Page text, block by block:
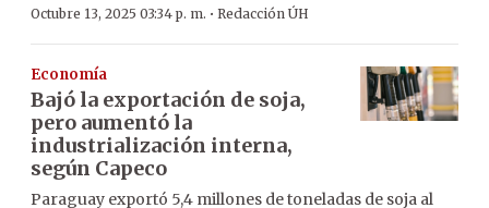
Octubre 13, 2025 03:34 p. m. · Redacción ÚH
Economía
Bajó la exportación de soja,
pero aumentó la
industrialización interna,
según Capeco
Paraguay exportó 5,4 millones de toneladas de soja al